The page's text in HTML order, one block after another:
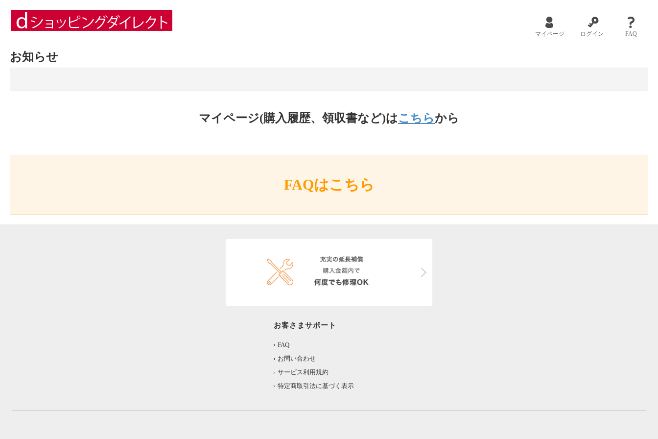
マイページ ログイン FAQ
お知らせ
マイページ(購入履歴、領収書など)はこちらから
FAQはこちら
お客さまサポート
FAQ
お問い合わせ
サービス利用規約
特定商取引法に基づく表示